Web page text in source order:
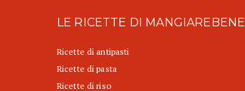
LE RICETTE DI MANGIAREBENE
Ricette di antipasti
Ricette di pasta
Ricette di riso